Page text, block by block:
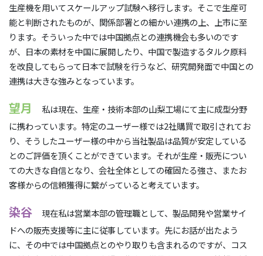
生産機を用いてスケールアップ試験へ移行します。そこで生産可
能と判断されたものが、関係部署との細かい連携の上、上市に至
ります。そういった中では中国拠点との連携機会も多いのです
が、日本の素材を中国に展開したり、中国で製造するタルク原料
を改良してもらって日本で試験を行うなど、研究開発面で中国との
連携は大きな強みとなっています。
望月
私は現在、生産・技術本部の山梨工場にて主に成型分野
に携わっています。特定のユーザー様では2社購買で取引されてお
り、そうしたユーザー様の中から当社製品は品質が安定している
とのご評価を頂くことができています。それが生産・販売につい
ての大きな自信となり、会社全体としての確固たる強さ、またお
客様からの信頼獲得に繋がっていると考えています。
染谷
現在私は営業本部の管理職として、製品開発や営業サイ
ドへの販売支援等に主に従事しています。先にお話が出たよう
に、その中では中国拠点とのやり取りも含まれるのですが、コス